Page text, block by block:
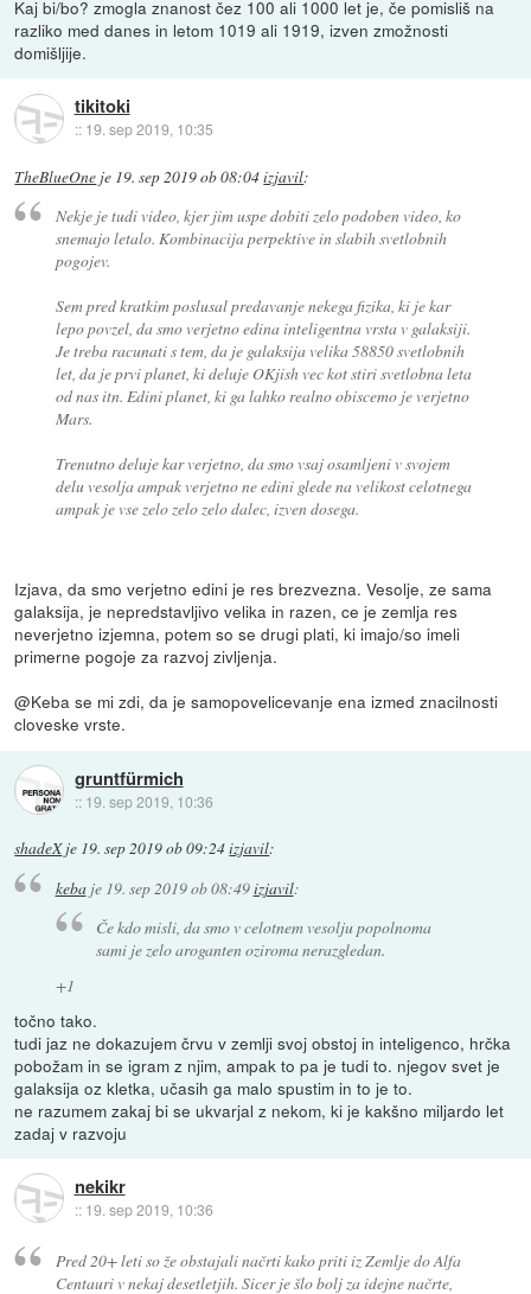
Kaj bi/bo? zmogla znanost čez 100 ali 1000 let je, če pomisliš na
razliko med danes in letom 1019 ali 1919, izven zmožnosti
domišljije.
tikitoki
:: 19. sep 2019, 10:35
TheBlueOne je 19. sep 2019 ob 08:04izjavil:
Nekje je tudi video, kjer jim uspe dobiti zelo podoben video, ko
snemajo letalo. Kombinacija perpektive in slabih svetlobnih
pogojev.
Sem pred kratkim poslusal predavanje nekega fizika, ki je kar
lepo povzel, da smo verjetno edina inteligentna vrsta v galaksiji.
Je treba racunati s tem, da je galaksija velika 58850 svetlobnih
let, da je prvi planet, ki deluje OKjish vec kot stiri svetlobna leta
od nas itn. Edini planet, ki ga lahko realno obiscemo je verjetno
Mars.
Trenutno deluje kar verjetno, da smo vsaj osamljeni v svojem
delu vesolja ampak verjetno ne edini glede na velikost celotnega
ampak je vse zelo zelo zelo dalec, izven dosega.
Izjava, da smo verjetno edini je res brezvezna. Vesolje, ze sama
galaksija, je nepredstavljivo velika in razen, ce je zemlja res
neverjetno izjemna, potem so se drugi plati, ki imajo/so imeli
primerne pogoje za razvoj zivljenja.
@Keba se mi zdi, da je samopovelicevanje ena izmed znacilnosti
cloveske vrste.
gruntfürmich
:: 19. sep 2019, 10:36
shadeXje 19. sep 2019 ob 09:24izjavil:
kebaje 19. sep 2019 ob 08:49izjavil:
Če kdo misli, da smo v celotnem vesolju popolnoma
sami je zelo aroganten oziroma nerazgledan.
+1
točno tako.
tudi jaz ne dokazujem črvu v zemlji svoj obstoj in inteligenco, hrčka
pobožam in se igram z njim, ampak to pa je tudi to. njegov svet je
galaksija oz kletka, učasih ga malo spustim in to je to.
ne razumem zakaj bi se ukvarjal z nekom, ki je kakšno miljardo let
zadaj v razvoju
nekikr
:: 19. sep 2019, 10:36
Pred 20+ leti so že obstajali načrti kako priti iz Zemlje do Alfa
Centauri v nekaj desetletjih. Sicer je šlo bolj za idejne načrte,